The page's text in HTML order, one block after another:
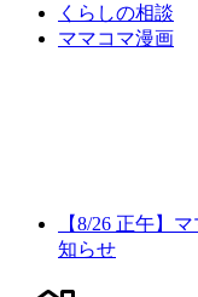
くらしの相談
ママコマ漫画
【8/26 正午】
知らせ